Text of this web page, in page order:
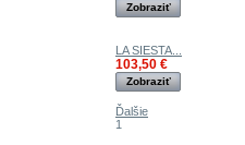
Zobraziť
LA SIESTA...
103,50 €
Zobraziť
Ďalšie
1